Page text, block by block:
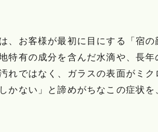
、お客様が最初に目にする「宿の
特有の成分を含んだ水滴や、長
れではなく、ガラスの表面がミク
かない」と諦めがちなこの症状